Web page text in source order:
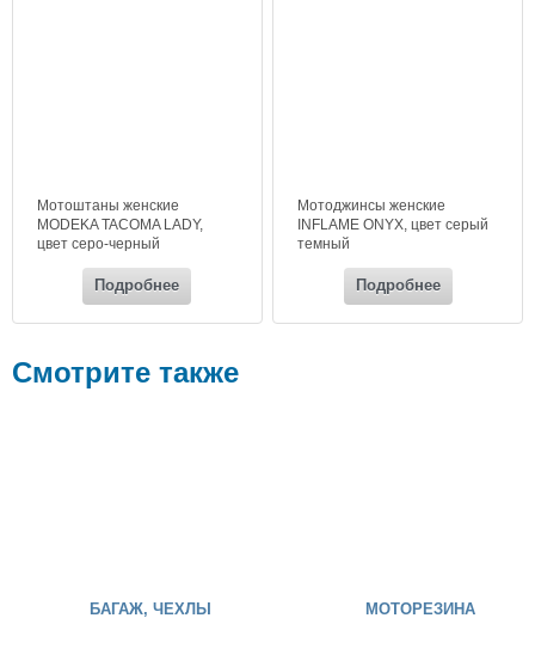
Мотоштаны женские
MODEKA TACOMA LADY,
цвет серо-черный
Подробнее
Мотоджинсы женские
INFLAME ONYX, цвет серый
темный
Подробнее
Смотрите также
БАГАЖ, ЧЕХЛЫ МОТОРЕЗИНА